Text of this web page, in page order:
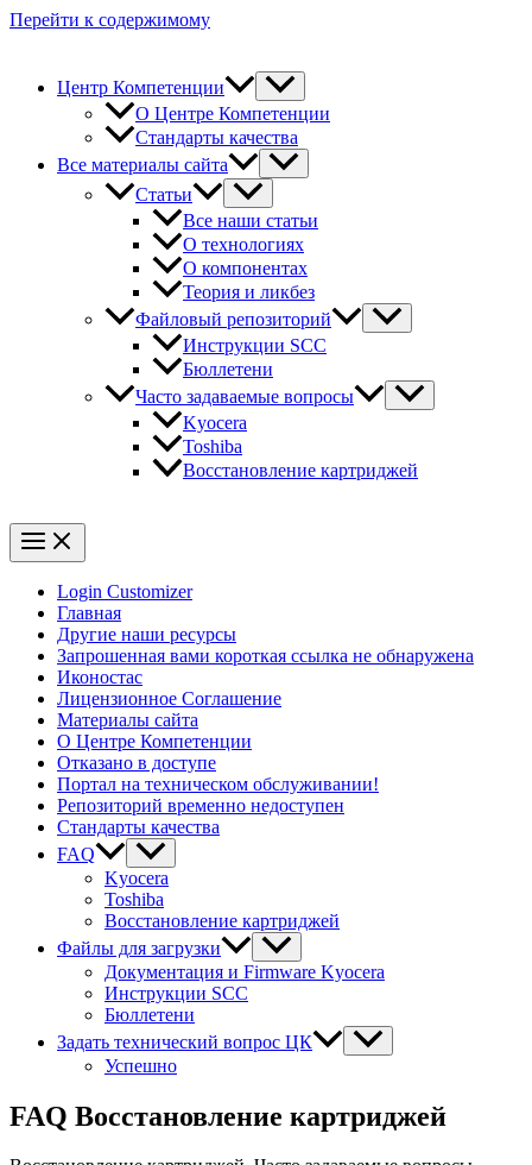
Перейти к содержимому
Центр Компетенции
О Центре Компетенции
Стандарты качества
Все материалы сайта
Статьи
Все наши статьи
О технологиях
О компонентах
Теория и ликбез
Файловый репозиторий
Инструкции SCC
Бюллетени
Часто задаваемые вопросы
Kyocera
Toshiba
Восстановление картриджей
Login Customizer
Главная
Другие наши ресурсы
Запрошенная вами короткая ссылка не обнаружена
Иконостас
Лицензионное Соглашение
Материалы сайта
О Центре Компетенции
Отказано в доступе
Портал на техническом обслуживании!
Репозиторий временно недоступен
Стандарты качества
FAQ
Kyocera
Toshiba
Восстановление картриджей
Файлы для загрузки
Документация и Firmware Kyocera
Инструкции SCC
Бюллетени
Задать технический вопрос ЦК
Успешно
FAQ Восстановление картриджей